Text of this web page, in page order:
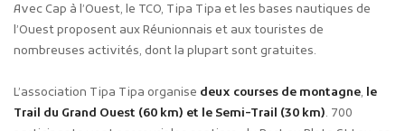
Avec Cap à l’Ouest, le TCO, Tipa Tipa et les bases nautiques de
l’Ouest proposent aux Réunionnais et aux touristes de
nombreuses activités, dont la plupart sont gratuites.
L’association Tipa Tipa organise deux courses de montagne, le
Trail du Grand Ouest (60 km) et le Semi-Trail (30 km). 700